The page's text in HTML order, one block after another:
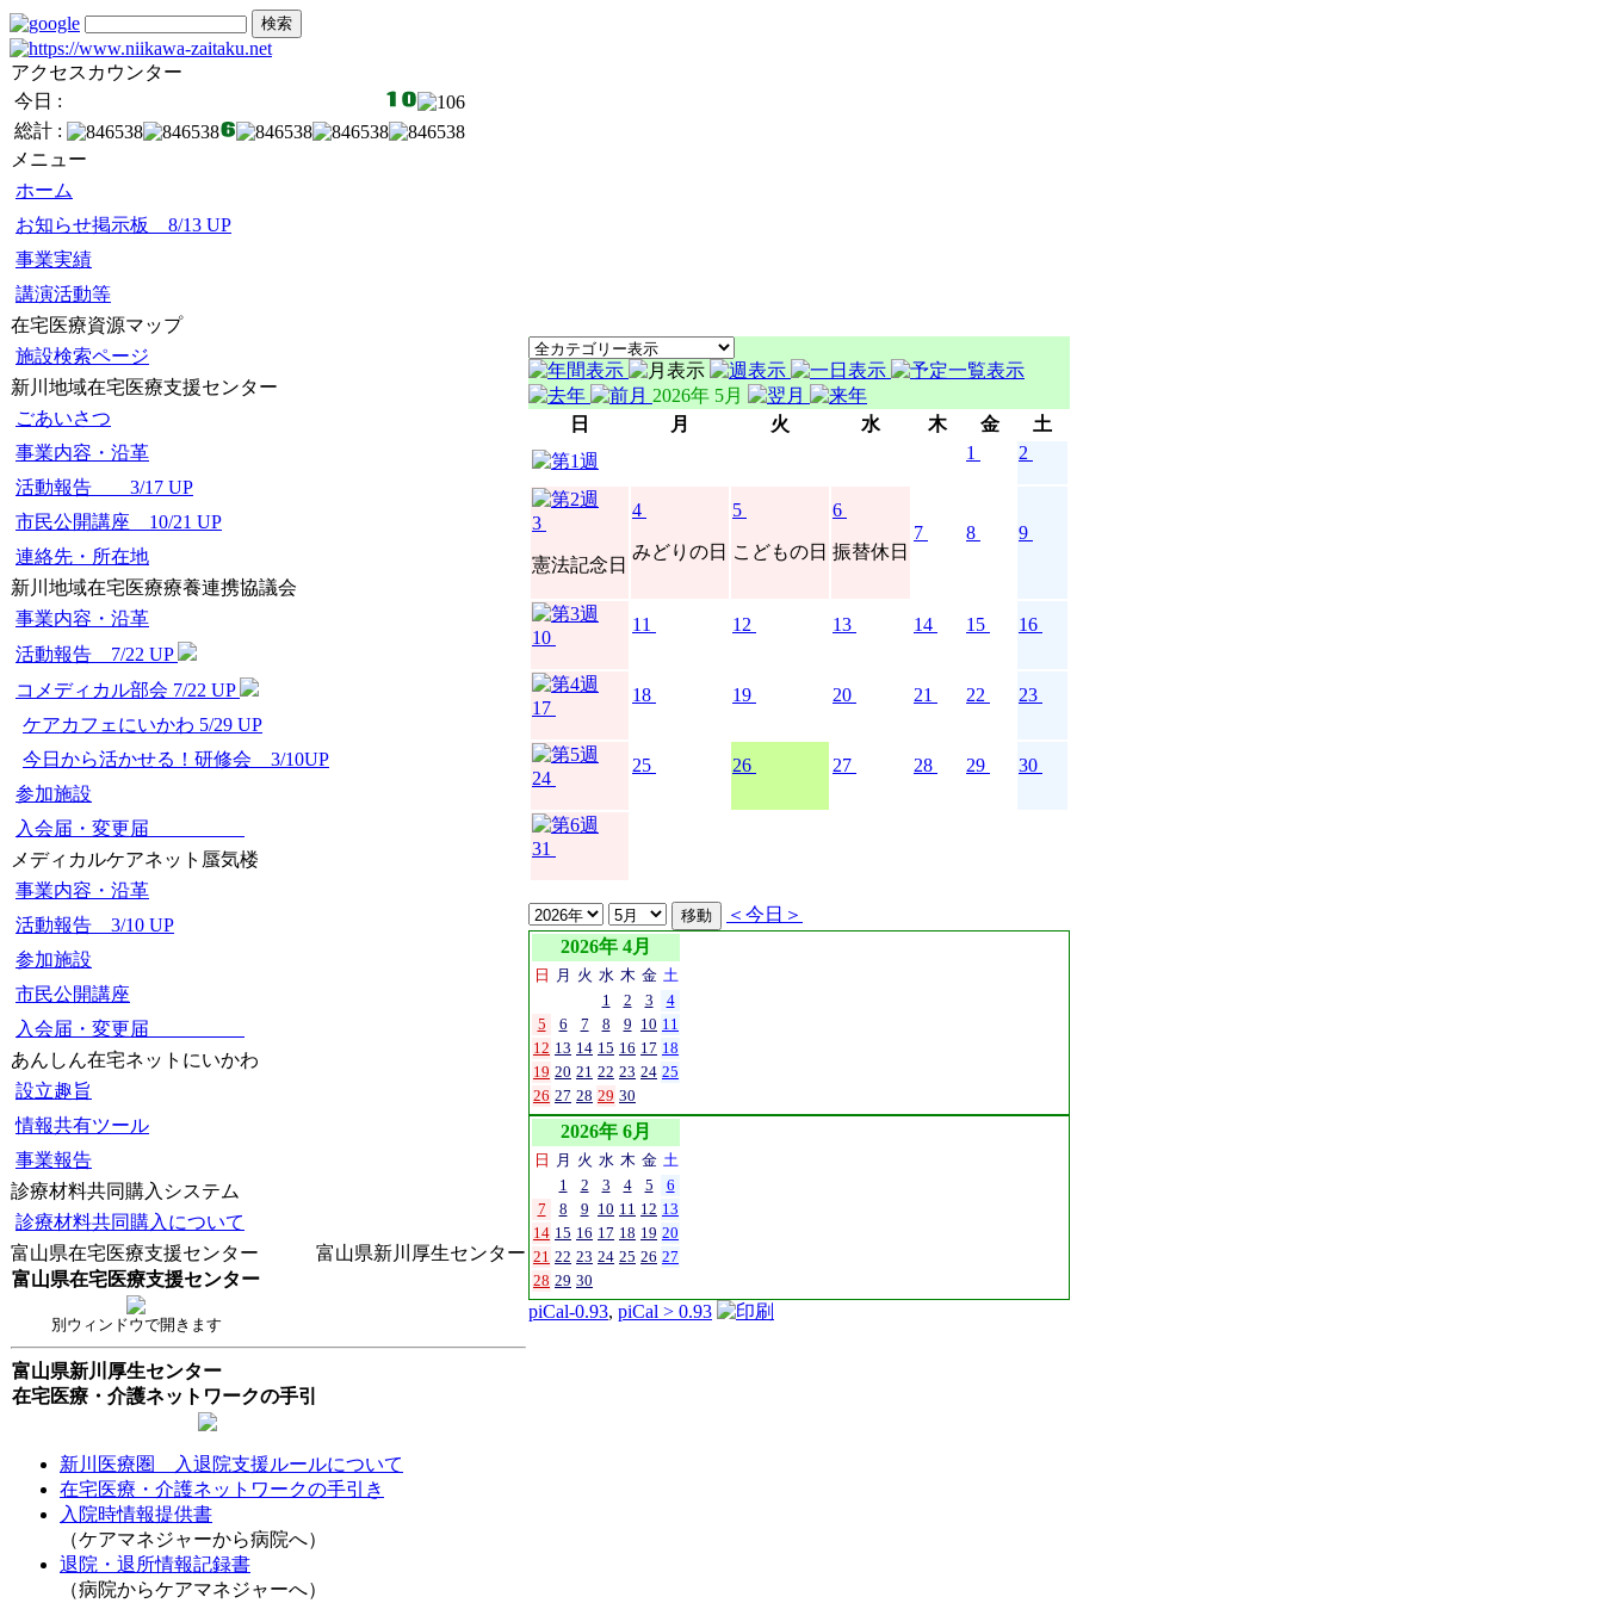
アクセスカウンター
今日 :
総計 :
メニュー
ホーム
お知らせ掲示板 8/13 UP
事業実績
講演活動等
在宅医療資源マップ
施設検索ページ
新川地域在宅医療支援センター
ごあいさつ
事業内容・沿革
活動報告 3/17 UP
市民公開講座 10/21 UP
連絡先・所在地
新川地域在宅医療療養連携協議会
事業内容・沿革
活動報告 7/22 UP
コメディカル部会 7/22 UP
ケアカフェにいかわ 5/29 UP
今日から活かせる！研修会 3/10UP
参加施設
入会届・変更届
メディカルケアネット蜃気楼
事業内容・沿革
活動報告 3/10 UP
参加施設
市民公開講座
入会届・変更届
あんしん在宅ネットにいかわ
設立趣旨
情報共有ツール
事業報告
診療材料共同購入システム
診療材料共同購入について
富山県在宅医療支援センター 富山県新川厚生センター
富山県在宅医療支援センター
別ウィンドウで開きます
富山県新川厚生センター
在宅医療・介護ネットワークの手引
新川医療圏 入退院支援ルールについて
在宅医療・介護ネットワークの手引き
入院時情報提供書
（ケアマネジャーから病院へ）
退院・退所情報記録書
（病院からケアマネジャーへ）
2026年 5月
日
月 火 水 木 金
土
1
2
3
憲法記念日
4
みどりの日
5
こどもの日
6
振替休日
7 8 9
10
11 12 13 14 15 16
17
18 19 20 21 22 23
24
25 26 27 28 29 30
31
＜今日＞
2026年 4月
日 月 火 水 木 金 土
1
2 3
4
5
6 7 8 9 10 11
12 13 14 15 16 17 18
19 20 21 22 23 24 25
26 27 28 29 30
2026年 6月
日 月 火 水 木 金 土
1
2 3 4 5
6
7
8 9 10 11 12 13
14 15 16 17 18 19 20
21 22 23 24 25 26 27
28 29 30
piCal-0.93, piCal > 0.93